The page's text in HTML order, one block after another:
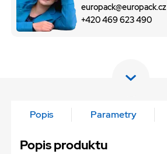
europack@europack.cz
+420 469 623 490
Popis Parametry
Popis produktu